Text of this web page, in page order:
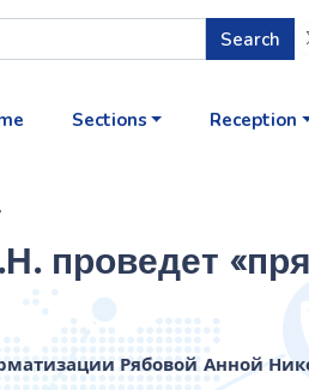
Search
Sections Reception
проведет
Рябовой Анной